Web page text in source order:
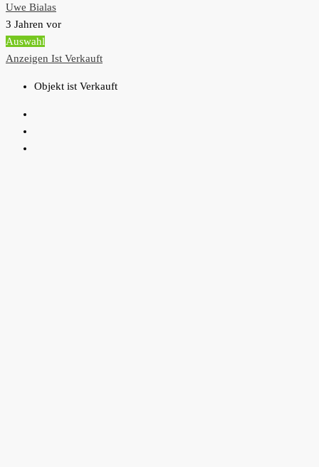
Uwe Bialas
3 Jahren vor
Auswahl
Anzeigen Ist Verkauft
Objekt ist Verkauft